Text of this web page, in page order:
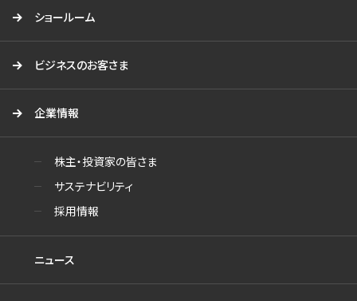
ショールーム
ビジネスのお客さま
企業情報
株主・投資家の皆さま
サステナビリティ
採用情報
ニュース